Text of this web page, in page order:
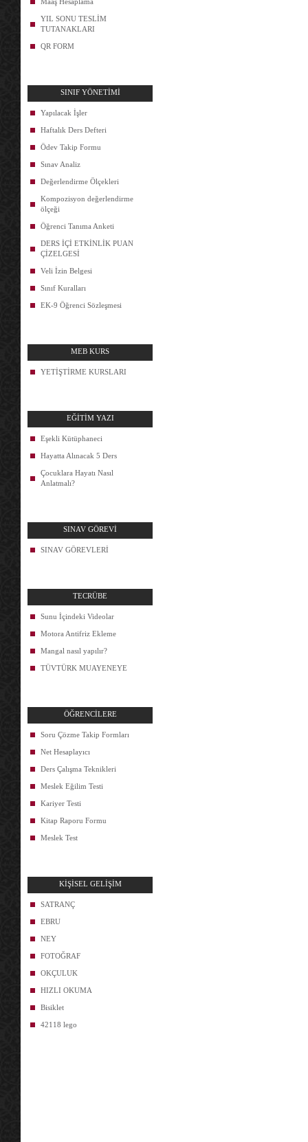
YIL SONU TESLİM
TUTANAKLARI
QR FORM
SINIF YÖNETİMİ
Yapılacak İşler
Haftalık Ders Defteri
Ödev Takip Formu
Sınav Analiz
Değerlendirme Ölçekleri
Kompozisyon değerlendirme
ölçeği
Öğrenci Tanıma Anketi
DERS İÇİ ETKİNLİK PUAN
ÇİZELGESİ
Veli İzin Belgesi
Sınıf Kuralları
EK-9 Öğrenci Sözleşmesi
MEB KURS
YETİŞTİRME KURSLARI
EĞİTİM YAZI
Eşekli Kütüphaneci
Hayatta Alınacak 5 Ders
Çocuklara Hayatı Nasıl
Anlatmalı?
SINAV GÖREVİ
SINAV GÖREVLERİ
TECRÜBE
Sunu İçindeki Videolar
Motora Antifriz Ekleme
Mangal nasıl yapılır?
TÜVTÜRK MUAYENEYE
ÖĞRENCİLERE
Soru Çözme Takip Formları
Net Hesaplayıcı
Ders Çalışma Teknikleri
Meslek Eğilim Testi
Kariyer Testi
Kitap Raporu Formu
Meslek Test
KİŞİSEL GELİŞİM
SATRANÇ
EBRU
NEY
FOTOĞRAF
OKÇULUK
HIZLI OKUMA
Bisiklet
42118 lego